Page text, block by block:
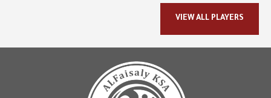
VIEW ALL PLAYERS